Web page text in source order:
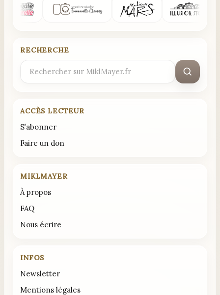
RECHERCHE
Rechercher
ACCÈS LECTEUR
S’abonner
Faire un don
MIKLMAYER
À propos
FAQ
Nous écrire
INFOS
Newsletter
Mentions légales